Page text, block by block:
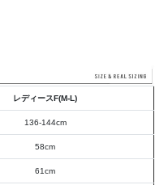
レディースF(M-L)
136-144cm
58cm
61cm